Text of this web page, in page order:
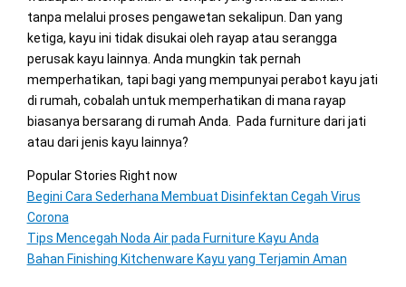
tanpa melalui proses pengawetan sekalipun. Dan yang
ketiga, kayu ini tidak disukai oleh rayap atau serangga
perusak kayu lainnya. Anda mungkin tak pernah
memperhatikan, tapi bagi yang mempunyai perabot kayu jati
di rumah, cobalah untuk memperhatikan di mana rayap
biasanya bersarang di rumah Anda. Pada furniture dari jati
atau dari jenis kayu lainnya?
Popular Stories Right now
Begini Cara Sederhana Membuat Disinfektan Cegah Virus
Corona
Tips Mencegah Noda Air pada Furniture Kayu Anda
Bahan Finishing Kitchenware Kayu yang Terjamin Aman